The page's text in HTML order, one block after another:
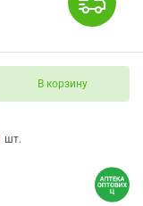
В корзину
шт.